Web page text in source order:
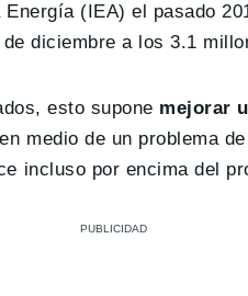
(IEA) el pasado
diciembre a los 3.1
esto supone mejorar
medio de un problema
incluso por encima del